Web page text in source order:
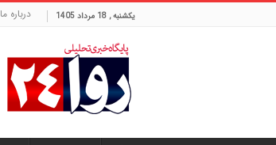
یکشنبه , 18 مرداد 1405 درباره ما